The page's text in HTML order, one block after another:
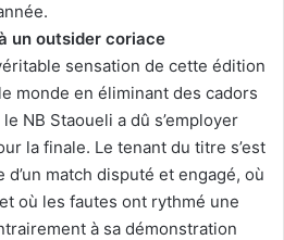
un outsider coriace
sensation de cette édition
monde en éliminant des cadors
NB Staoueli a dû s’employer
la finale. Le tenant du titre s’est
match disputé et engagé, où
où les fautes ont rythmé une
à sa démonstration